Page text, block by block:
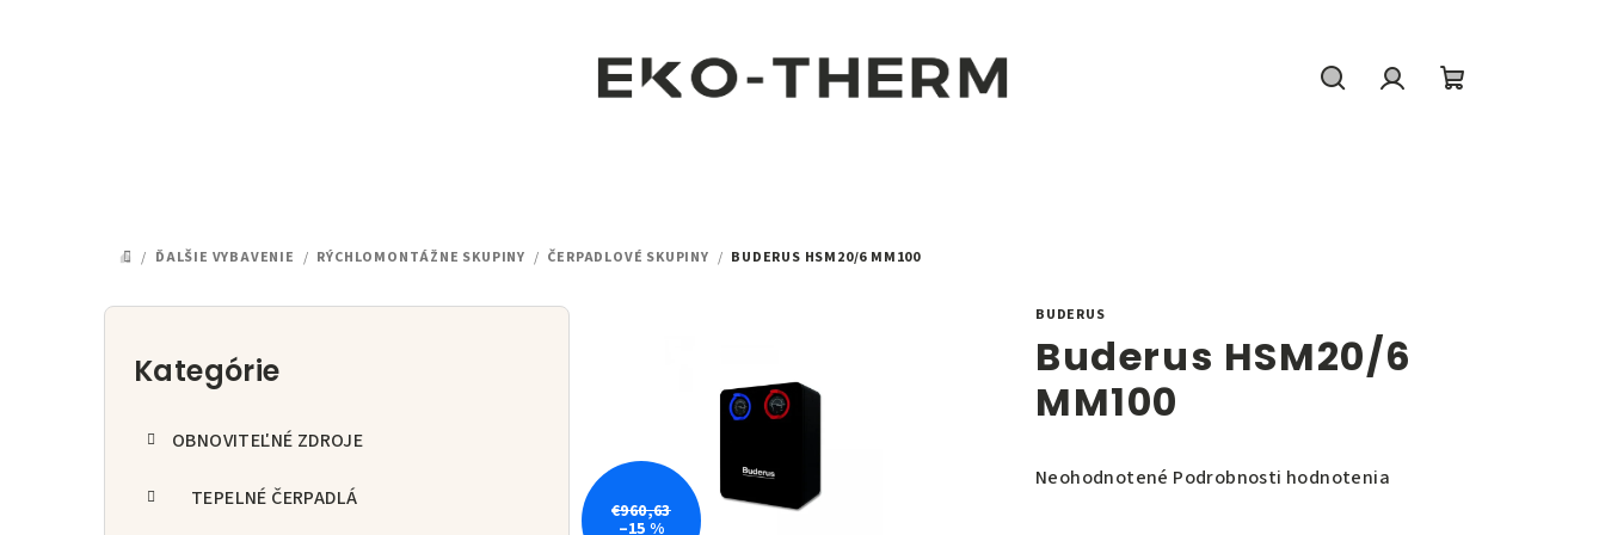
DOMOV
/ ĎALŠIE VYBAVENIE / RÝCHLOMONTÁŽNE SKUPINY / ČERPADLOVÉ SKUPINY / BUDERUS HSM20/6 MM100
B
Preskočiť
kategórie
Kategórie
OBNOVITEĽNÉ ZDROJE
TEPELNÉ ČERPADLÁ
BUDERUS
Buderus HSM20/6
MM100
Priemerné
Neohodnotené Podrobnosti hodnotenia
€960,63
–15 %